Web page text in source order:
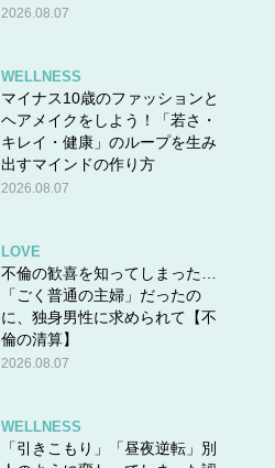
2026.08.07
WELLNESS
マイナス10歳のファッションと
ヘアメイクをしよう！「若さ・
キレイ・健康」のループを生み
出すマインドの作り方
2026.08.07
LOVE
不倫の歓喜を知ってしまった…
「ごく普通の主婦」だったの
に、独身男性に求められて【不
倫の清算】
2026.08.07
WELLNESS
「引きこもり」「昼夜逆転」別